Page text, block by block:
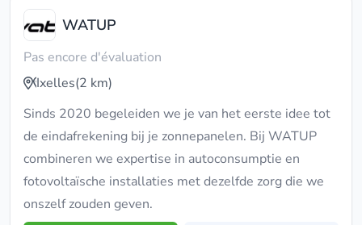
WATUP
Pas encore d'évaluation
Ixelles(2 km)
Sinds 2020 begeleiden we je van het eerste idee tot
de eindafrekening bij je zonnepanelen. Bij WATUP
combineren we expertise in autoconsumptie en
fotovoltaïsche installaties met dezelfde zorg die we
onszelf zouden geven.